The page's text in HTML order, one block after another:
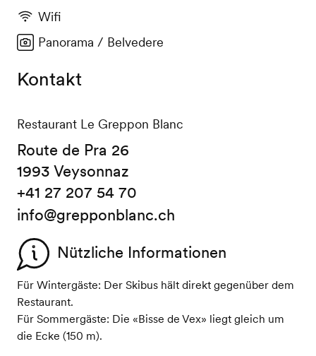
Wifi
Panorama / Belvedere
Kontakt
Restaurant Le Greppon Blanc
Route de Pra 26
1993 Veysonnaz
+41 27 207 54 70
info@grepponblanc.ch
Nützliche Informationen
Für Wintergäste: Der Skibus hält direkt gegenüber dem
Restaurant.
Für Sommergäste: Die «Bisse de Vex» liegt gleich um
die Ecke (150 m).